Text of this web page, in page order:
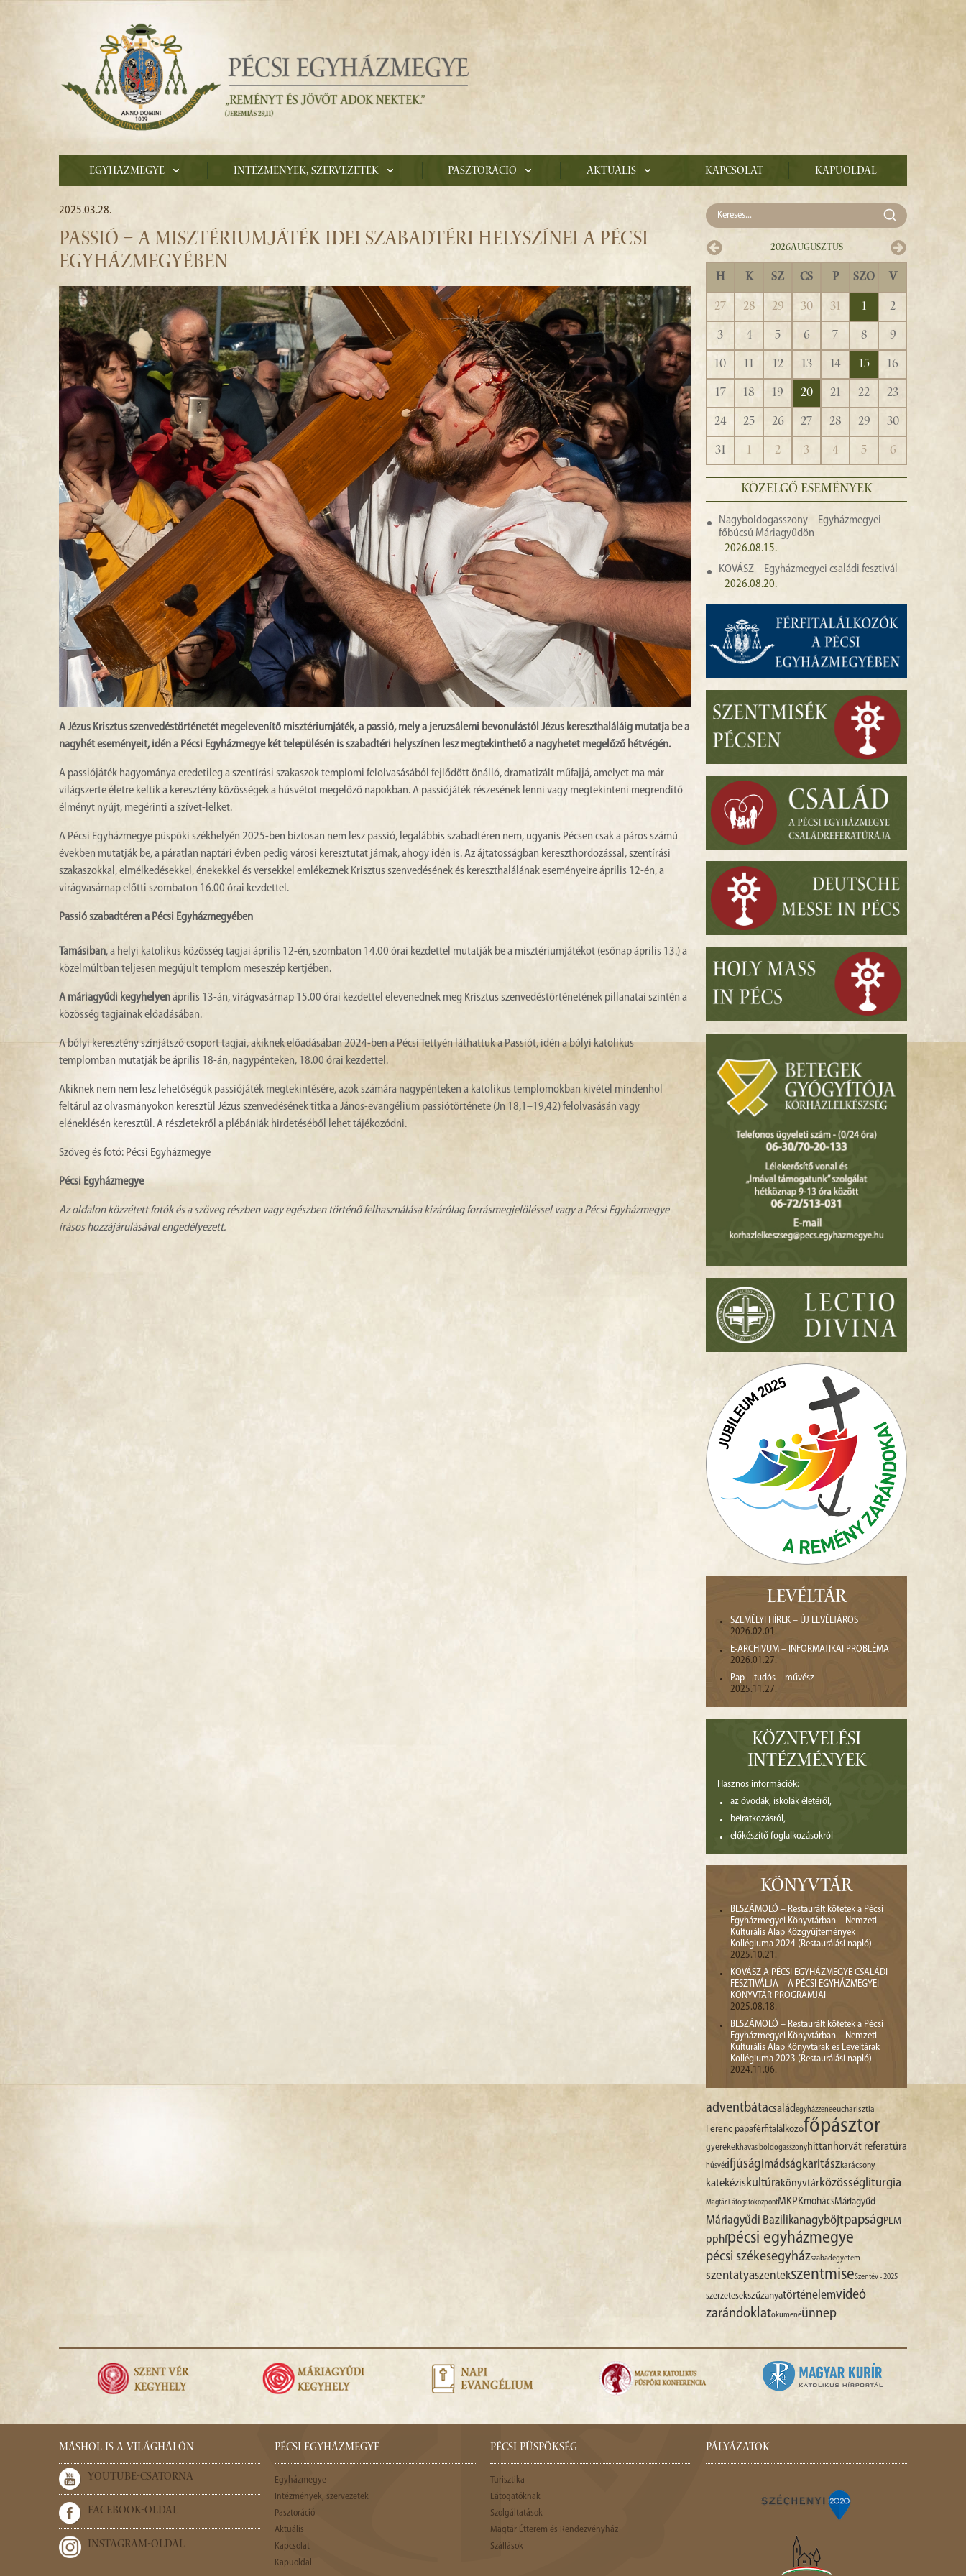
Egyházmegye Intézmények, szervezetek Pasztoráció Aktuális Kapcsolat Kapuoldal
2025.03.28.
PASSIÓ – A MISZTÉRIUMJÁTÉK IDEI SZABADTÉRI HELYSZÍNEI A PÉCSI
EGYHÁZMEGYÉBEN
A Jézus Krisztus szenvedéstörténetét megelevenítő misztériumjáték, a passió, mely a jeruzsálemi bevonulástól Jézus kereszthaláláig mutatja be a
nagyhét eseményeit, idén a Pécsi Egyházmegye két településén is szabadtéri helyszínen lesz megtekinthető a nagyhetet megelőző hétvégén.
A passiójáték hagyománya eredetileg a szentírási szakaszok templomi felolvasásából fejlődött önálló, dramatizált műfajjá, amelyet ma már
világszerte életre keltik a keresztény közösségek a húsvétot megelőző napokban. A passiójáték részesének lenni vagy megtekinteni megrendítő
élményt nyújt, megérinti a szívet-lelket.
A Pécsi Egyházmegye püspöki székhelyén 2025-ben biztosan nem lesz passió, legalábbis szabadtéren nem, ugyanis Pécsen csak a páros számú
években mutatják be, a páratlan naptári évben pedig városi keresztutat járnak, ahogy idén is. Az ájtatosságban kereszthordozással, szentírási
szakaszokkal, elmélkedésekkel, énekekkel és versekkel emlékeznek Krisztus szenvedésének és kereszthalálának eseményeire április 12-én, a
virágvasárnap előtti szombaton 16.00 órai kezdettel.
Passió szabadtéren a Pécsi Egyházmegyében
Tamásiban, a helyi katolikus közösség tagjai április 12-én, szombaton 14.00 órai kezdettel mutatják be a misztériumjátékot (esőnap április 13.) a
közelmúltban teljesen megújult templom meseszép kertjében.
A máriagyűdi kegyhelyenáprilis 13-án, virágvasárnap 15.00 órai kezdettel elevenednek meg Krisztus szenvedéstörténetének pillanatai szintén a
közösség tagjainak előadásában.
A bólyi keresztény színjátszó csoport tagjai, akiknek előadásában 2024-ben a Pécsi Tettyén láthattuk a Passiót, idén a bólyi katolikus
templomban mutatják be április 18-án, nagypénteken, 18.00 órai kezdettel.
Akiknek nem nem lesz lehetőségük passiójáték megtekintésére, azok számára nagypénteken a katolikus templomokban kivétel mindenhol
feltárul az olvasmányokon keresztül Jézus szenvedésének titka a János-evangélium passiótörténete (Jn 18,1–19,42) felolvasásán vagy
eléneklésén keresztül. A részletekről a plébániák hirdetéséből lehet tájékozódni.
Szöveg és fotó: Pécsi Egyházmegye
Pécsi Egyházmegye
Az oldalon közzétett fotók és a szöveg részben vagy egészben történő felhasználása kizárólag forrásmegjelöléssel vagy a Pécsi Egyházmegye
írásos hozzájárulásával engedélyezett.
2026Augusztus
H K SZ CS P SZO V
27 28 29 30 31 1
2
3
4 5 6 7 8
9
10
11 12 13 14 15
16
17
18 19 20 21 22
23
24
25 26 27 28 29
30
31
1 2 3 4 5 6
KÖZELGŐ ESEMÉNYEK
Nagyboldogasszony – Egyházmegyei
főbúcsú Máriagyűdön
- 2026.08.15.
KOVÁSZ – Egyházmegyei családi fesztivál
- 2026.08.20.
LEVÉLTÁR
SZEMÉLYI HÍREK – ÚJ LEVÉLTÁROS
2026.02.01.
E-ARCHIVUM – INFORMATIKAI PROBLÉMA
2026.01.27.
Pap – tudós – művész
2025.11.27.
KÖZNEVELÉSI
INTÉZMÉNYEK
Hasznos információk:
az óvodák, iskolák életéről,
beiratkozásról,
előkészítő foglalkozásokról
KÖNYVTÁR
BESZÁMOLÓ – Restaurált kötetek a Pécsi
Egyházmegyei Könyvtárban – Nemzeti
Kulturális Alap Közgyűjtemények
Kollégiuma 2024 (Restaurálási napló)
2025.10.21.
KOVÁSZ A PÉCSI EGYHÁZMEGYE CSALÁDI
FESZTIVÁLJA – A PÉCSI EGYHÁZMEGYEI
KÖNYVTÁR PROGRAMJAI
2025.08.18.
BESZÁMOLÓ – Restaurált kötetek a Pécsi
Egyházmegyei Könyvtárban – Nemzeti
Kulturális Alap Könyvtárak és Levéltárak
Kollégiuma 2023 (Restaurálási napló)
2024.11.06.
adventbátacsaládegyházzeneeucharisztia
Ferenc pápaférfitalálkozófőpásztor
gyerekekhavas boldogasszonyhittanhorvát referatúra
húsvétifjúságimádságkaritászkarácsony
katekéziskultúra könyvtárközösségliturgia
Magtár LátogatóközpontMKPKmohácsMáriagyűd
Máriagyűdi Bazilikanagyböjtpapság PEM
pphfpécsi egyházmegye
pécsi székesegyházszabadegyetem
szentatyaszentekszentmiseSzentév - 2025
szerzetesekszűzanyatörténelemvideó
zarándoklatökumenéünnep
MÁSHOL IS A VILÁGHÁLÓN
YOUTUBE-CSATORNA
FACEBOOK-OLDAL
INSTAGRAM-OLDAL
PÉCSI EGYHÁZMEGYE
Egyházmegye
Intézmények, szervezetek
Pasztoráció
Aktuális
Kapcsolat
Kapuoldal
PÉCSI PÜSPÖKSÉG
Turisztika
Látogatóknak
Szolgáltatások
Magtár Étterem és Rendezvényház
Szállások
PÁLYÁZATOK